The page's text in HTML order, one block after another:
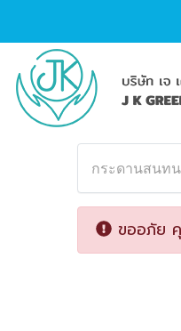
กระดานสนท
ขออภัย